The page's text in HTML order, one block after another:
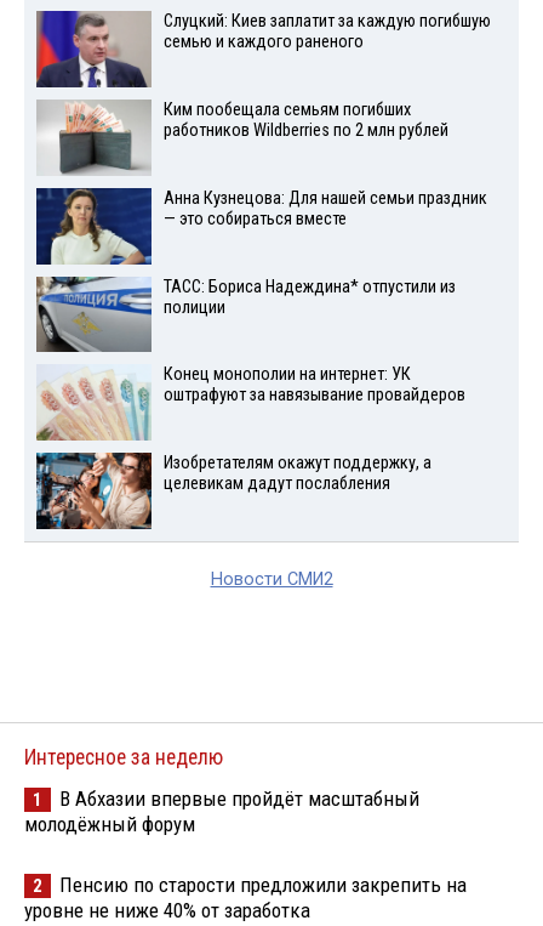
Слуцкий: Киев заплатит за каждую погибшую
семью и каждого раненого
Ким пообещала семьям погибших
работников Wildberries по 2 млн рублей
Анна Кузнецова: Для нашей семьи праздник
— это собираться вместе
ТАСС: Бориса Надеждина* отпустили из
полиции
Конец монополии на интернет: УК
оштрафуют за навязывание провайдеров
Изобретателям окажут поддержку, а
целевикам дадут послабления
Новости СМИ2
Интересное за неделю
1
В Абхазии впервые пройдёт масштабный
молодёжный форум
2
Пенсию по старости предложили закрепить на
уровне не ниже 40% от заработка